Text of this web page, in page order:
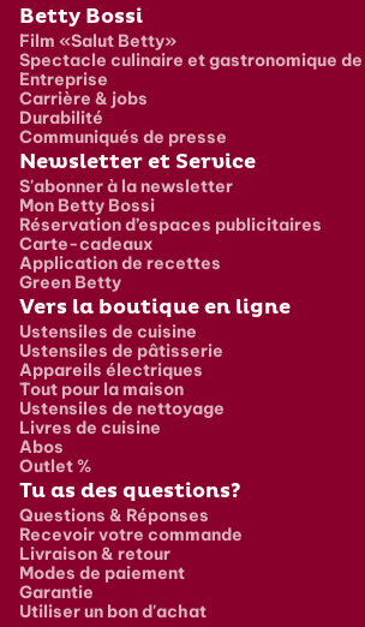
Pied de page
Betty Bossi
Film «Salut Betty»
Spectacle culinaire et gastronomique
Entreprise
Carrière & jobs
Durabilité
Communiqués de presse
Newsletter et Service
S'abonner à la newsletter
Mon Betty Bossi
Réservation d’espaces publicitaires
Carte-cadeaux
Application de recettes
Green Betty
Vers la boutique en ligne
Ustensiles de cuisine
Ustensiles de pâtisserie
Appareils électriques
Tout pour la maison
Ustensiles de nettoyage
Livres de cuisine
Abos
Outlet %
Tu as des questions?
Questions & Réponses
Recevoir votre commande
Livraison & retour
Modes de paiement
Garantie
Utiliser un bon d'achat